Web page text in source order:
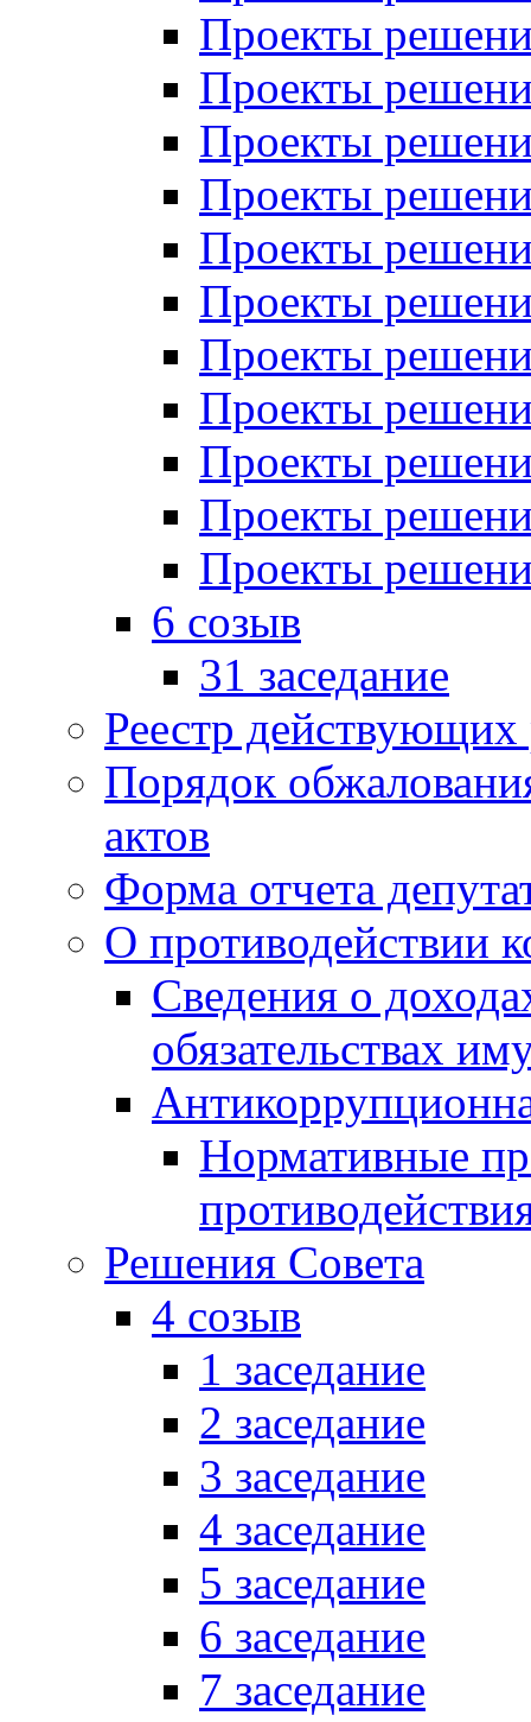
Проекты
Проекты
Проекты
Проекты
Проекты
Проекты
Проекты
Проекты
Проекты
Проекты
Проекты
6 созыв
31 заседание
Реестр
Порядок
актов
Форма отчета
О противодействии
Сведения о
обязательствах
Нормативные
Решения Совета
4 созыв
1 заседание
2 заседание
3 заседание
4 заседание
5 заседание
6 заседание
7 заседание